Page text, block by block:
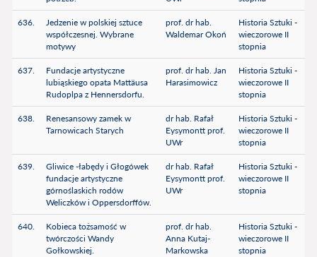
636.
Jedzenie w polskiej sztuce
współczesnej. Wybrane
motywy
prof. dr hab.
Waldemar Okoń
Historia Sztuki -
wieczorowe II
stopnia
637.
Fundacje artystyczne
lubiąskiego opata Mattäusa
Rudoplpa z Hennersdorfu.
prof. dr hab. Jan
Harasimowicz
Historia Sztuki -
wieczorowe II
stopnia
638.
Renesansowy zamek w
Tarnowicach Starych
dr hab. Rafał
Eysymontt prof.
UWr
Historia Sztuki -
wieczorowe II
stopnia
639.
Gliwice -łabędy i Głogówek
fundacje artystyczne
górnoślaskich rodów
Weliczków i Oppersdorffów.
dr hab. Rafał
Eysymontt prof.
UWr
Historia Sztuki -
wieczorowe II
stopnia
640.
Kobieca tożsamość w
twórczości Wandy
Gołkowskiej.
prof. dr hab.
Anna Kutaj-
Markowska
Historia Sztuki -
wieczorowe II
stopnia